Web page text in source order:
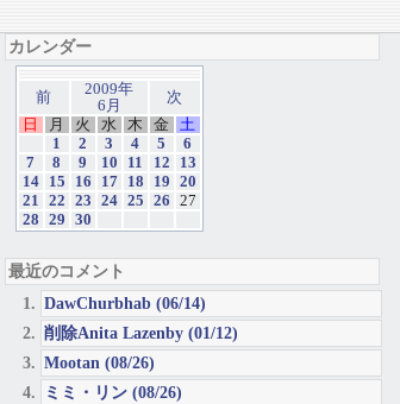
カレンダー
前
2009年
6月
次
日
月 火 水 木 金
土
1
2 3 4 5
6
7
8 9 10 11 12
13
14
15 16 17 18 19
20
21
22 23 24 25 26
27
28
29 30
最近のコメント
DawChurbhab (06/14)
削除Anita Lazenby (01/12)
Mootan (08/26)
ミミ・リン (08/26)